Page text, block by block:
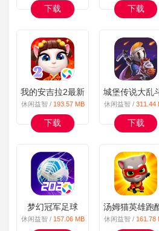
下载 下载
我的安吉拉2最新版
休闲益智 / 193.57 MB
下载
城堡传说大乱
休闲益智 /311.44
下载
梦幻冠军足球
休闲益智 / 157.06 MB
汤姆猫英雄跑
休闲益智 / 161.78